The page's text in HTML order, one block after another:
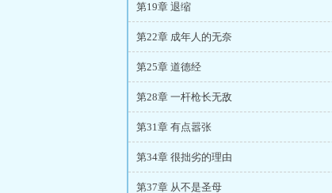
第19章 退缩
第22章 成年人的无奈
第25章 道德经
第28章 一杆枪长无敌
第31章 有点嚣张
第34章 很拙劣的理由
第37章 从不是圣母